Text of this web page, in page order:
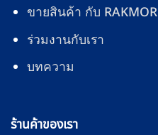
ขายสินค้า กับ RAKMOR
ร่วมงานกับเรา
บทความ
ร้านค้าของเรา